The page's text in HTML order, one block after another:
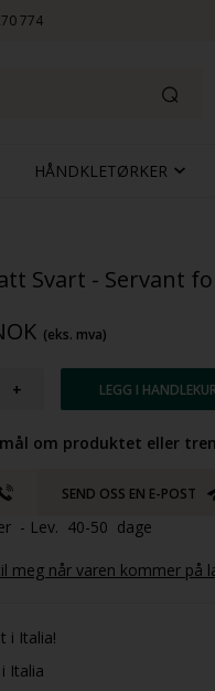
774
HÅNDKLETØRKER
Svart - Servant
(eks. mva)
+
om produktet eller
SEND OSS EN E-POST
- Lev. 40-50 dage
meg når varen kommer på
i Italia!
Italia